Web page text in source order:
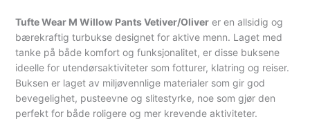
Tufte Wear M Willow Pants Vetiver/Oliver er en allsidig og
bærekraftig turbukse designet for aktive menn. Laget med
tanke på både komfort og funksjonalitet, er disse buksene
ideelle for utendørsaktiviteter som fotturer, klatring og reiser.
Buksen er laget av miljøvennlige materialer som gir god
bevegelighet, pusteevne og slitestyrke, noe som gjør den
perfekt for både roligere og mer krevende aktiviteter.